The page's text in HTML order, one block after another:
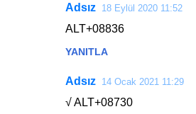
Adsız 18 Eylül 2020 11:52
ALT+08836
YANITLA
Adsız 14 Ocak 2021 11:29
√ ALT+08730